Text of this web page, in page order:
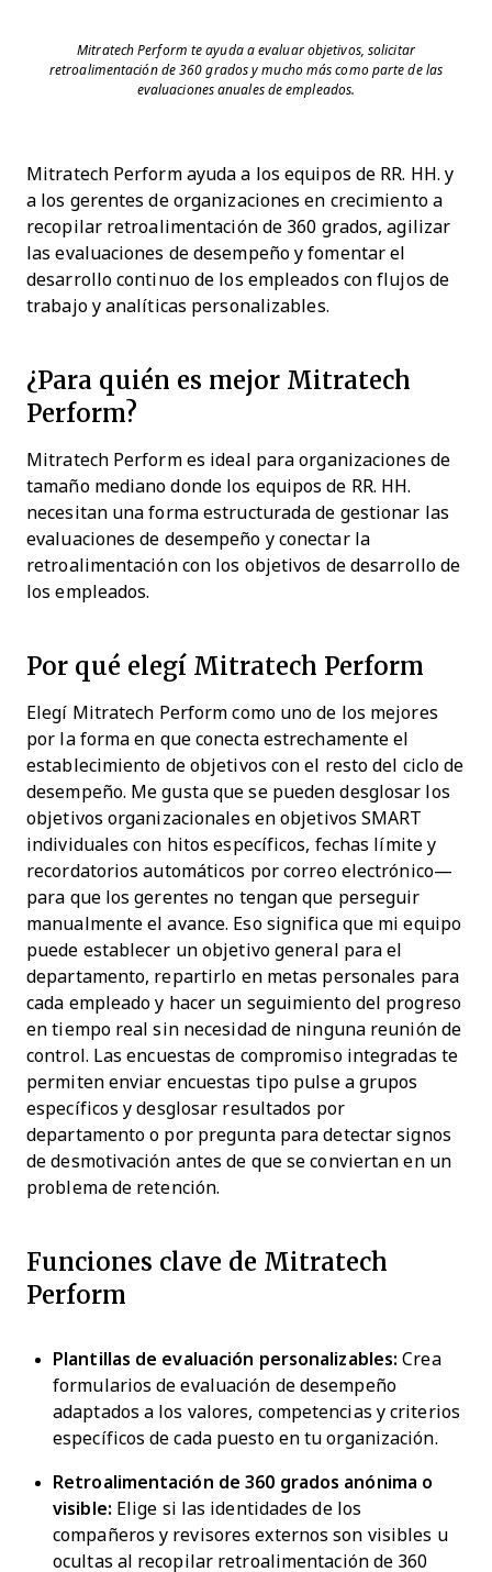
Mitratech Perform te ayuda a evaluar objetivos, solicitar
retroalimentación de 360 grados y mucho más como parte de las
evaluaciones anuales de empleados.
Mitratech Perform ayuda a los equipos de RR. HH. y
a los gerentes de organizaciones en crecimiento a
recopilar retroalimentación de 360 grados, agilizar
las evaluaciones de desempeño y fomentar el
desarrollo continuo de los empleados con flujos de
trabajo y analíticas personalizables.
¿Para quién es mejor Mitratech
Perform?
Mitratech Perform es ideal para organizaciones de
tamaño mediano donde los equipos de RR. HH.
necesitan una forma estructurada de gestionar las
evaluaciones de desempeño y conectar la
retroalimentación con los objetivos de desarrollo de
los empleados.
Por qué elegí Mitratech Perform
Elegí Mitratech Perform como uno de los mejores
por la forma en que conecta estrechamente el
establecimiento de objetivos con el resto del ciclo de
desempeño. Me gusta que se pueden desglosar los
objetivos organizacionales en objetivos SMART
individuales con hitos específicos, fechas límite y
recordatorios automáticos por correo electrónico—
para que los gerentes no tengan que perseguir
manualmente el avance. Eso significa que mi equipo
puede establecer un objetivo general para el
departamento, repartirlo en metas personales para
cada empleado y hacer un seguimiento del progreso
en tiempo real sin necesidad de ninguna reunión de
control. Las encuestas de compromiso integradas te
permiten enviar encuestas tipo pulse a grupos
específicos y desglosar resultados por
departamento o por pregunta para detectar signos
de desmotivación antes de que se conviertan en un
problema de retención.
Funciones clave de Mitratech
Perform
Plantillas de evaluación personalizables: Crea
formularios de evaluación de desempeño
adaptados a los valores, competencias y criterios
específicos de cada puesto en tu organización.
Retroalimentación de 360 grados anónima o
visible: Elige si las identidades de los
compañeros y revisores externos son visibles u
ocultas al recopilar retroalimentación de 360